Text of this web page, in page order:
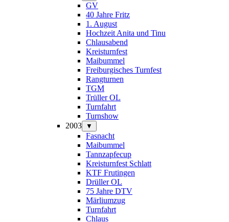
GV
40 Jahre Fritz
1. August
Hochzeit Anita und Tinu
Chlausabend
Kreisturnfest
Maibummel
Freiburgisches Turnfest
Rangturnen
TGM
Trüller OL
Turnfahrt
Turnshow
2003
▼
Fasnacht
Maibummel
Tannzapfecup
Kreisturnfest Schlatt
KTF Frutingen
Drüller OL
75 Jahre DTV
Märliumzug
Turnfahrt
Chlaus